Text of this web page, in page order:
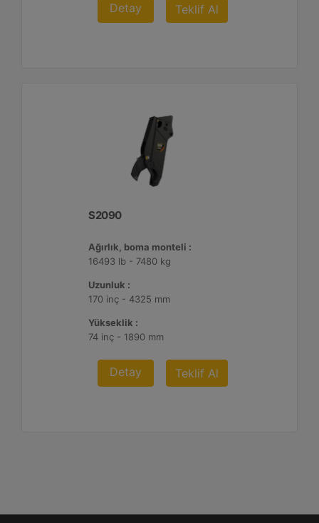
Detay Teklif Al
S2090
Ağırlık, boma monteli :
16493 lb - 7480 kg
Uzunluk :
170 inç - 4325 mm
Yükseklik :
74 inç - 1890 mm
Detay Teklif Al